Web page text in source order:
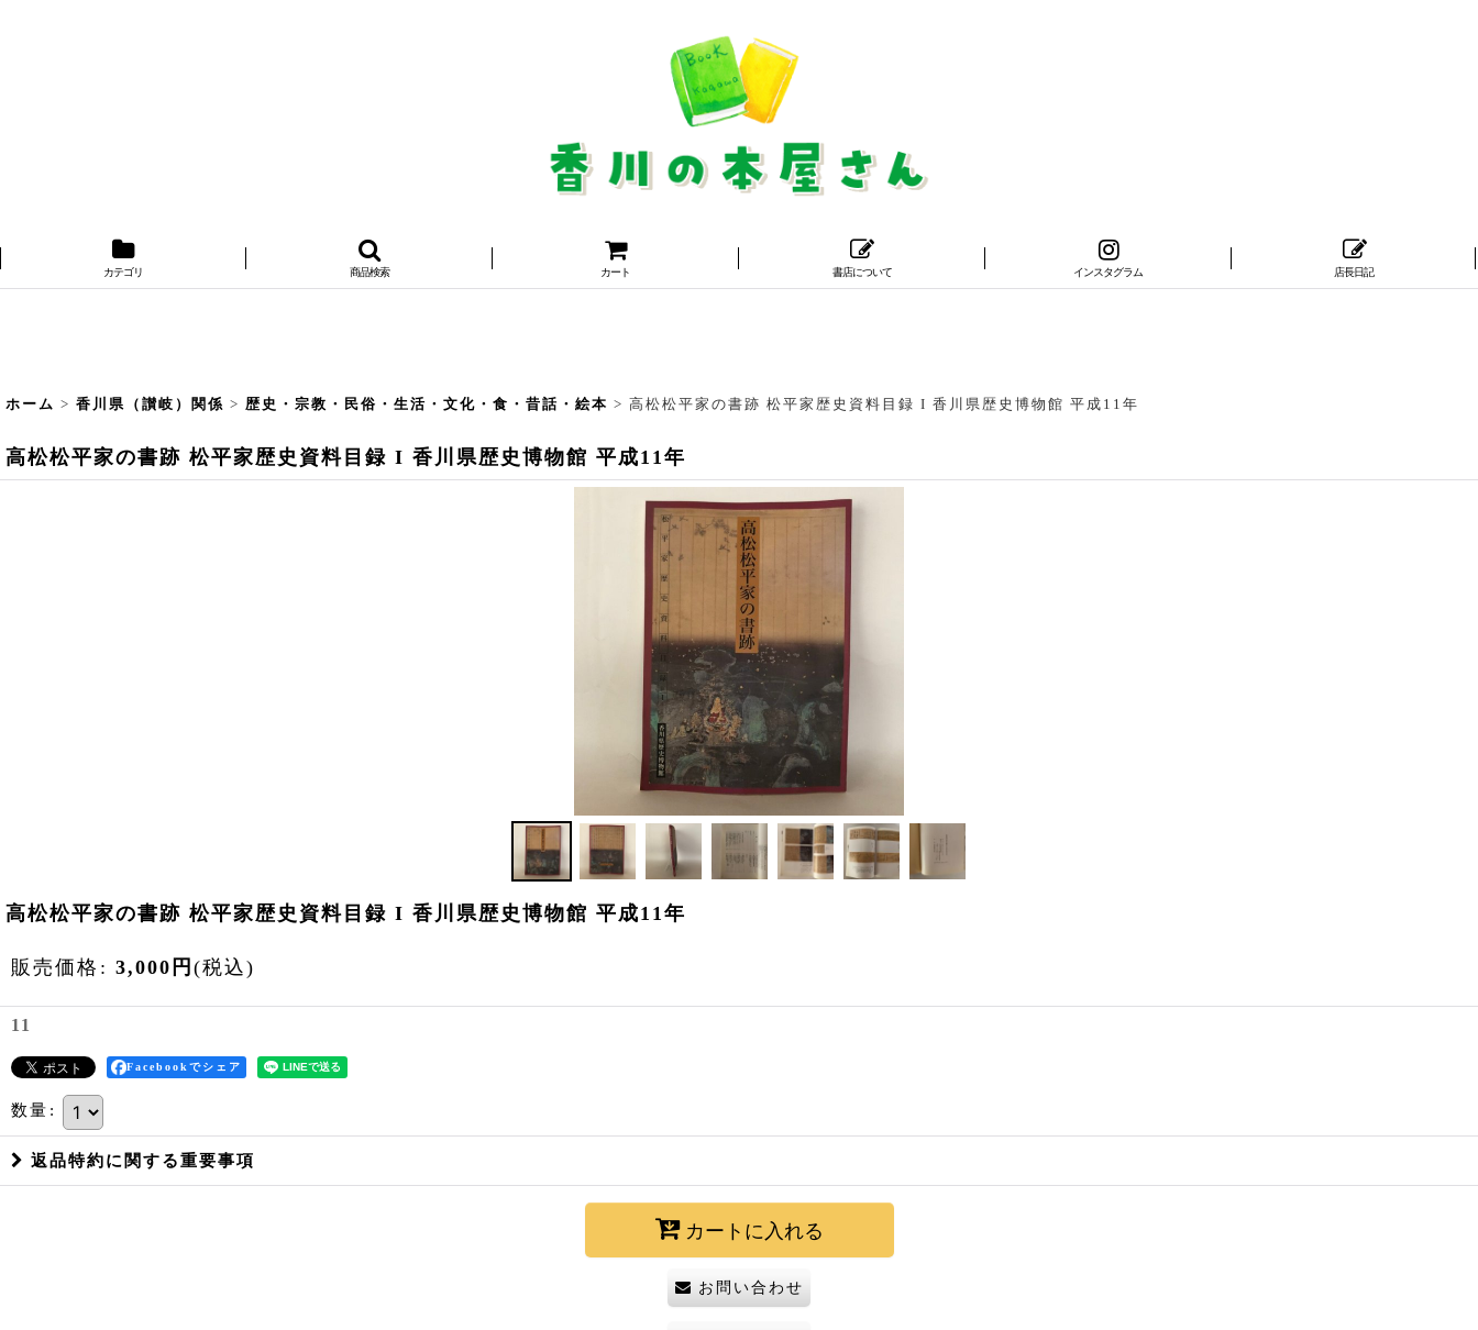
カテゴリ 商品検索 カート 書店について インスタグラム 店長日記
ホーム > 香川県（讃岐）関係 > 歴史・宗教・民俗・生活・文化・食・昔話・絵本 > 高松松平家の書跡 松平家歴史資料目録 I 香川県歴史博物館 平成11年
高松松平家の書跡 松平家歴史資料目録 I 香川県歴史博物館 平成11年
高松松平家の書跡 松平家歴史資料目録 I 香川県歴史博物館 平成11年
販売価格 : 3,000 円 (税込)
11
Facebookでシェア
数量 :
返品特約に関する重要事項
カートに入れる
お問い合わせ